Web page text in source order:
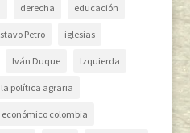
derecha educación
Petro iglesias
Iván Duque Izquierda
la política agraria
colombia